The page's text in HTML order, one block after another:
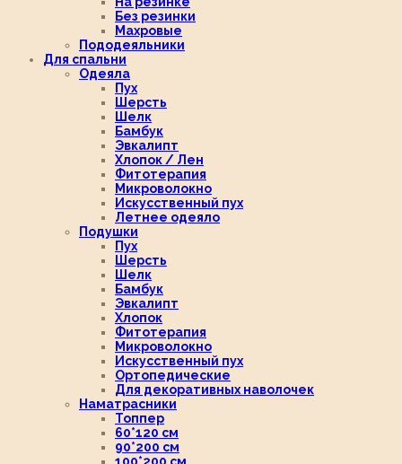
Без резинки
Махровые
Пододеяльники
Для спальни
Одеяла
Пух
Шерсть
Шелк
Бамбук
Эвкалипт
Хлопок / Лен
Фитотерапия
Микроволокно
Искусственный пух
Летнее одеяло
Подушки
Пух
Шерсть
Шелк
Бамбук
Эвкалипт
Хлопок
Фитотерапия
Микроволокно
Искусственный пух
Ортопедические
Для декоративных наволочек
Наматрасники
Топпер
60*120 см
90*200 см
100*200 см